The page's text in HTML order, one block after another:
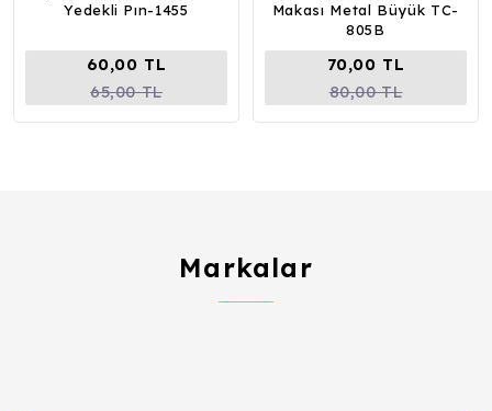
Yedekli Pın-1455
60,00 TL
65,00 TL
Makası Metal Büyük TC-
805B
70,00 TL
80,00 TL
Markalar